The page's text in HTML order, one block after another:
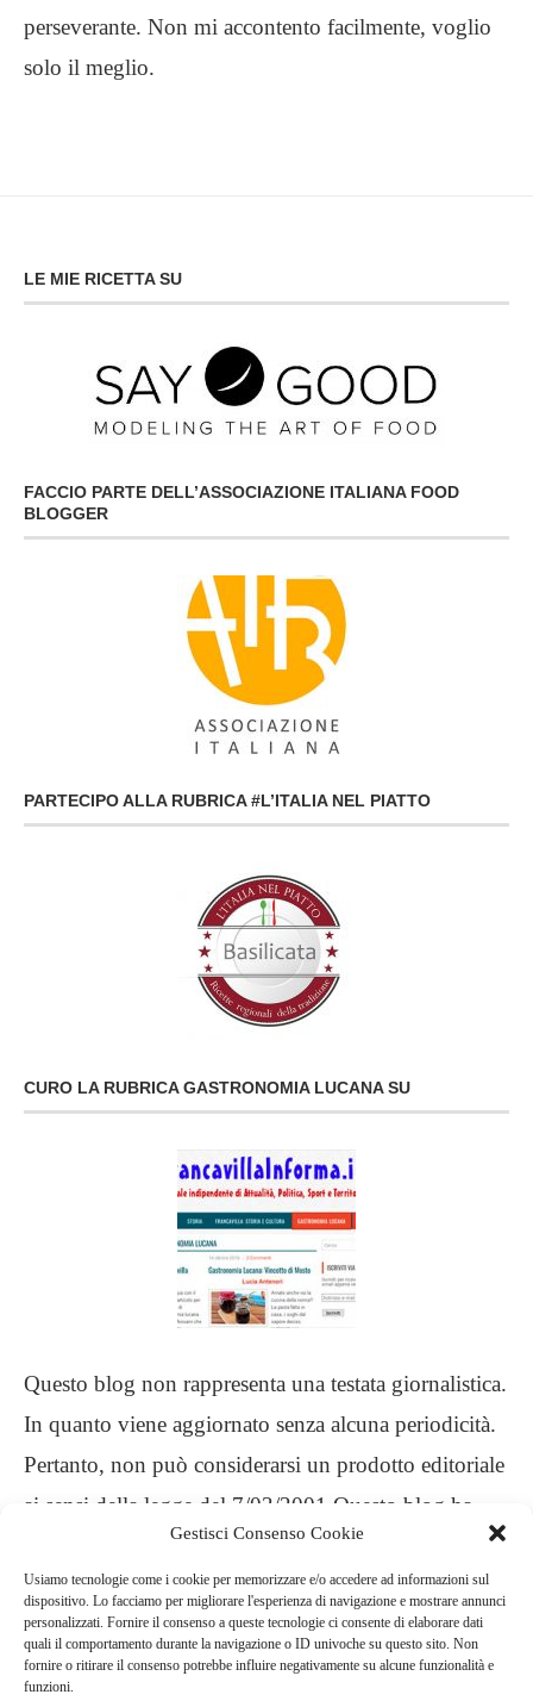
Gestisci Consenso Cookie
Usiamo tecnologie come i cookie per memorizzare e/o accedere ad informazioni sul
dispositivo. Lo facciamo per migliorare l'esperienza di navigazione e mostrare annunci
personalizzati. Fornire il consenso a queste tecnologie ci consente di elaborare dati
quali il comportamento durante la navigazione o ID univoche su questo sito. Non
fornire o ritirare il consenso potrebbe influire negativamente su alcune funzionalità e
funzioni.
perseverante. Non mi accontento facilmente, voglio
solo il meglio.
LE MIE RICETTA SU
FACCIO PARTE DELL’ASSOCIAZIONE ITALIANA FOOD
BLOGGER
PARTECIPO ALLA RUBRICA #L’ITALIA NEL PIATTO
CURO LA RUBRICA GASTRONOMIA LUCANA SU
Questo blog non rappresenta una testata giornalistica.
In quanto viene aggiornato senza alcuna periodicità.
Pertanto, non può considerarsi un prodotto editoriale
ai sensi della legge del 7/03/2001 Questo blog ha
carattere personale, non è mio intento infrangere
alcun diritto d’autore
.